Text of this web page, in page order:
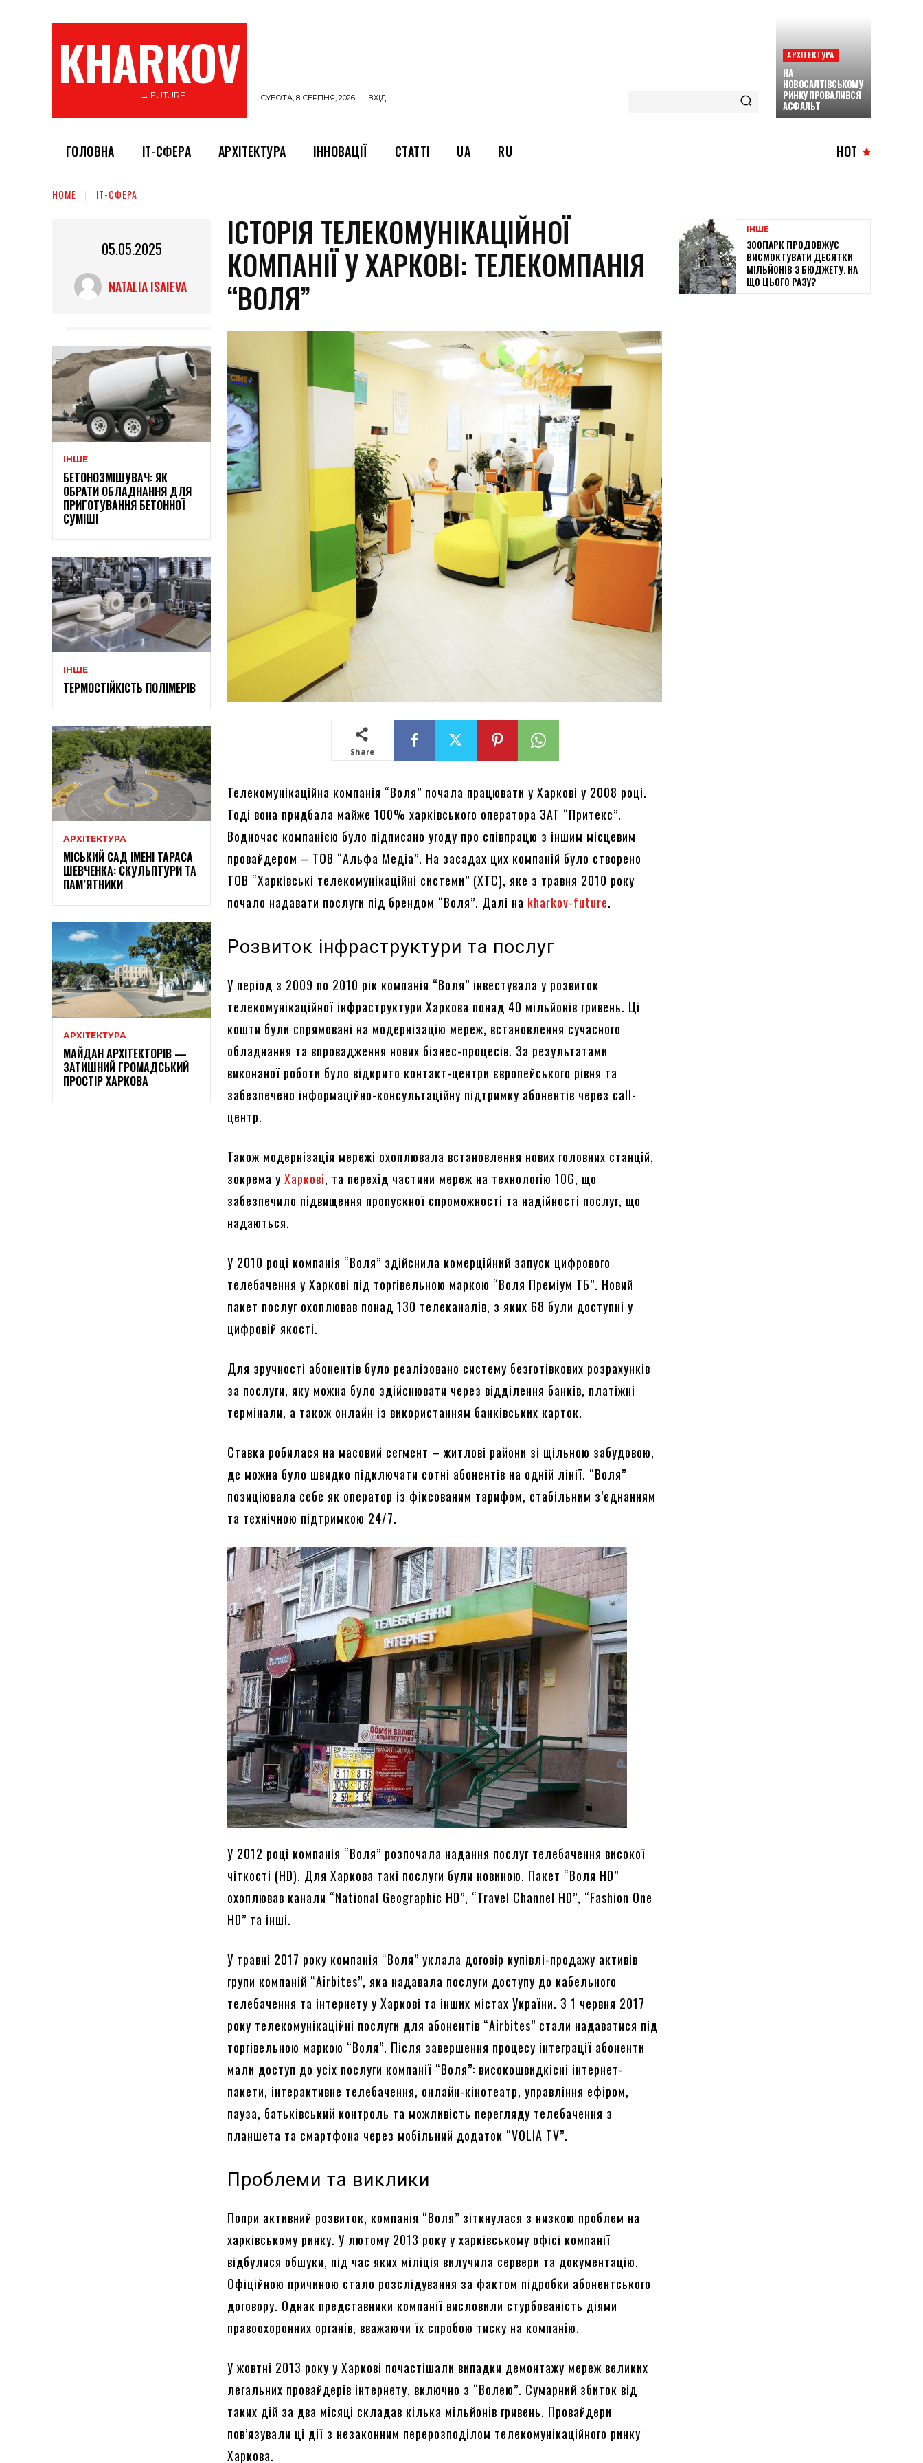
KHARKOV
———→ FUTURE СУБОТА, 8 СЕРПНЯ, 2026 ВХІД
АРХІТЕКТУРА
НА
НОВОСАЛТІВСЬКОМУ
РИНКУ ПРОВАЛИВСЯ
АСФАЛЬТ
ГОЛОВНА ІТ-СФЕРА АРХІТЕКТУРА ІННОВАЦІЇ СТАТТІ UA RU HOT
HOME ІТ-СФЕРА
05.05.2025
NATALIA ISAIEVA
ІНШЕ
БЕТОНОЗМІШУВАЧ: ЯК
ОБРАТИ ОБЛАДНАННЯ ДЛЯ
ПРИГОТУВАННЯ БЕТОННОЇ
СУМІШІ
ІНШЕ
ТЕРМОСТІЙКІСТЬ ПОЛІМЕРІВ
АРХІТЕКТУРА
МІСЬКИЙ САД ІМЕНІ ТАРАСА
ШЕВЧЕНКА: СКУЛЬПТУРИ ТА
ПАМ’ЯТНИКИ
АРХІТЕКТУРА
МАЙДАН АРХІТЕКТОРІВ —
ЗАТИШНИЙ ГРОМАДСЬКИЙ
ПРОСТІР ХАРКОВА
ІСТОРІЯ ТЕЛЕКОМУНІКАЦІЙНОЇ
КОМПАНІЇ У ХАРКОВІ: ТЕЛЕКОМПАНІЯ
“ВОЛЯ”
Share
Телекомунікаційна компанія “Воля” почала працювати у Харкові у 2008 році.
Тоді вона придбала майже 100% харківського оператора ЗАТ “Притекс”.
Водночас компанією було підписано угоду про співпрацю з іншим місцевим
провайдером – ТОВ “Альфа Медіа”. На засадах цих компаній було створено
ТОВ “Харківські телекомунікаційні системи” (ХТС), яке з травня 2010 року
почало надавати послуги під брендом “Воля”. Далі на kharkov-future.
Розвиток інфраструктури та послуг
У період з 2009 по 2010 рік компанія “Воля” інвестувала у розвиток
телекомунікаційної інфраструктури Харкова понад 40 мільйонів гривень. Ці
кошти були спрямовані на модернізацію мереж, встановлення сучасного
обладнання та впровадження нових бізнес-процесів. За результатами
виконаної роботи було відкрито контакт-центри європейського рівня та
забезпечено інформаційно-консультаційну підтримку абонентів через call-
центр.
Також модернізація мережі охоплювала встановлення нових головних станцій,
зокрема уХаркові, та перехід частини мереж на технологію 10G, що
забезпечило підвищення пропускної спроможності та надійності послуг, що
надаються.
У 2010 році компанія “Воля” здійснила комерційний запуск цифрового
телебачення у Харкові під торгівельною маркою “Воля Преміум ТБ”. Новий
пакет послуг охоплював понад 130 телеканалів, з яких 68 були доступні у
цифровій якості.
Для зручності абонентів було реалізовано систему безготівкових розрахунків
за послуги, яку можна було здійснювати через відділення банків, платіжні
термінали, а також онлайн із використанням банківських карток.
Ставка робилася на масовий сегмент – житлові райони зі щільною забудовою,
де можна було швидко підключати сотні абонентів на одній лінії. “Воля”
позиціювала себе як оператор із фіксованим тарифом, стабільним з’єднанням
та технічною підтримкою 24/7.
У 2012 році компанія “Воля” розпочала надання послуг телебачення високої
чіткості (HD). Для Харкова такі послуги були новиною. Пакет “Воля HD”
охоплював канали “National Geographic HD”, “Travel Channel HD”, “Fashion One
HD” та інші.
У травні 2017 року компанія “Воля” уклала договір купівлі-продажу активів
групи компаній “Airbites”, яка надавала послуги доступу до кабельного
телебачення та інтернету у Харкові та інших містах України. З 1 червня 2017
року телекомунікаційні послуги для абонентів “Airbites” стали надаватися під
торгівельною маркою “Воля”. Після завершення процесу інтеграції абоненти
мали доступ до усіх послуги компанії “Воля”: високошвидкісні інтернет-
пакети, інтерактивне телебачення, онлайн-кінотеатр, управління ефіром,
пауза, батьківський контроль та можливість перегляду телебачення з
планшета та смартфона через мобільний додаток “VOLIA TV”.
Проблеми та виклики
Попри активний розвиток, компанія “Воля” зіткнулася з низкою проблем на
харківському ринку. У лютому 2013 року у харківському офісі компанії
відбулися обшуки, під час яких міліція вилучила сервери та документацію.
Офіційною причиною стало розслідування за фактом підробки абонентського
договору. Однак представники компанії висловили стурбованість діями
правоохоронних органів, вважаючи їх спробою тиску на компанію.
У жовтні 2013 року у Харкові почастішали випадки демонтажу мереж великих
легальних провайдерів інтернету, включно з “Волею”. Сумарний збиток від
таких дій за два місяці складав кілька мільйонів гривень. Провайдери
пов’язували ці дії з незаконним перерозподілом телекомунікаційного ринку
Харкова.
ІНШЕ
ЗООПАРК ПРОДОВЖУЄ
ВИСМОКТУВАТИ ДЕСЯТКИ
МІЛЬЙОНІВ З БЮДЖЕТУ. НА
ЩО ЦЬОГО РАЗУ?